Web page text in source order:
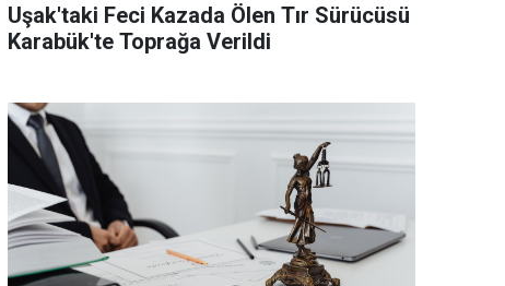
Uşak'taki Feci Kazada Ölen Tır Sürücüsü
Karabük'te Toprağa Verildi